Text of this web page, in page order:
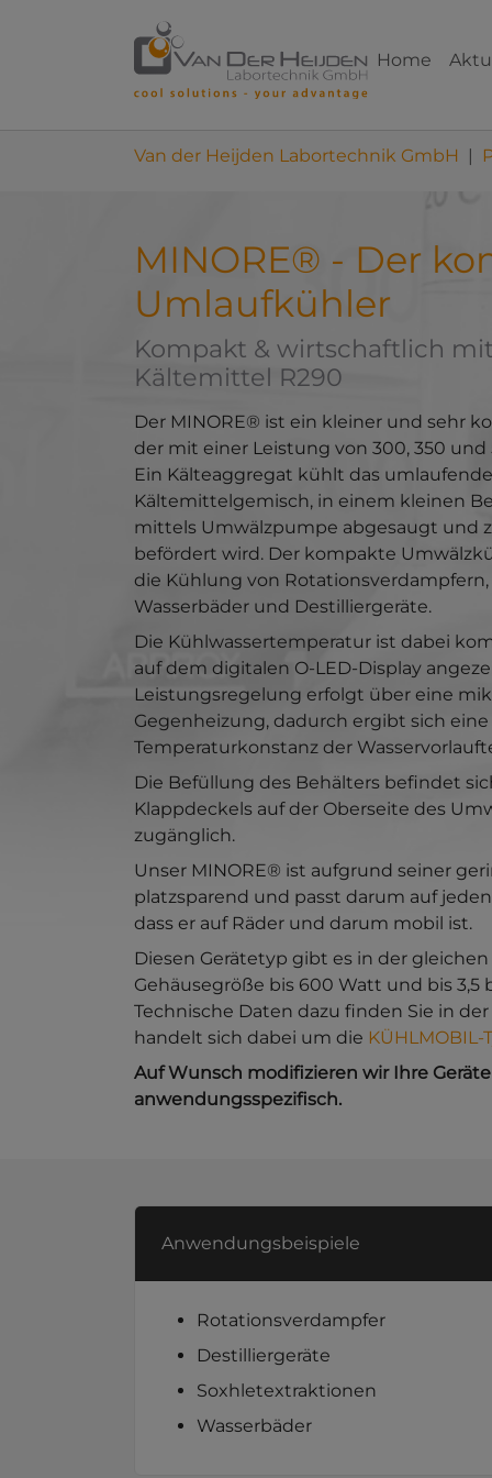
Home
Van der Heijden Labortechnik GmbH
MINORE® - Der
Umlaufkühler
Kompakt & wirtschaftlich
Kältemittel R290
Der MINORE® ist ein kleiner und sehr
der mit einer Leistung von 300, 350
Ein Kälteaggregat kühlt das umlaufende
Kältemittelgemisch, in einem kleinen
mittels Umwälzpumpe abgesaugt und
befördert wird. Der kompakte
die Kühlung von
Wasserbäder und Destilliergeräte.
Die Kühlwassertemperatur ist dabei
auf dem digitalen O-LED-Display
Leistungsregelung erfolgt über eine
Gegenheizung, dadurch ergibt sich
Temperaturkonstanz der
Die Befüllung des Behälters befindet
Klappdeckels auf der Oberseite des
zugänglich.
Unser MINORE® ist aufgrund seiner
platzsparend und passt darum auf
dass er auf Räder und darum mobil ist.
Diesen Gerätetyp gibt es in der
Gehäusegröße bis 600 Watt und bis 3,5
Technische Daten dazu finden Sie in
handelt sich dabei um die
Auf Wunsch modifizieren wir Ihre
anwendungsspezifisch.
Anwendungsbeispiele
Rotationsverdampfer
Destilliergeräte
Soxhletextraktionen
Wasserbäder